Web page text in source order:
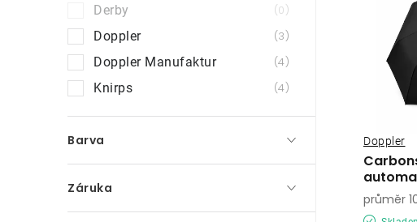
n
í
p
a
n
e
Derby
0
Doppler
3
Doppler Manufaktur
4
Knirps
4
Barva
Záruka
o
d
u
Doppler
průměr